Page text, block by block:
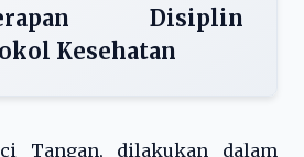
Disiplin
Kesehatan
Tangan, dilakukan dalam